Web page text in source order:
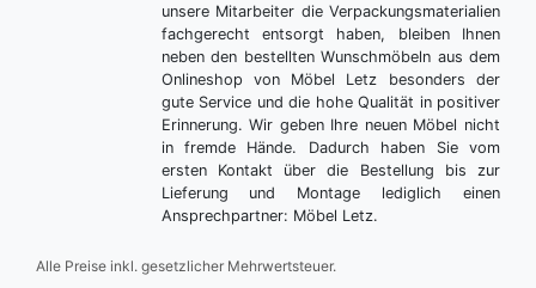
unsere Mitarbeiter die Verpackungsmaterialien
fachgerecht entsorgt haben, bleiben Ihnen
neben den bestellten Wunschmöbeln aus dem
Onlineshop von Möbel Letz besonders der
gute Service und die hohe Qualität in positiver
Erinnerung. Wir geben Ihre neuen Möbel nicht
in fremde Hände. Dadurch haben Sie vom
ersten Kontakt über die Bestellung bis zur
Lieferung und Montage lediglich einen
Ansprechpartner: Möbel Letz.
Alle Preise inkl. gesetzlicher Mehrwertsteuer.